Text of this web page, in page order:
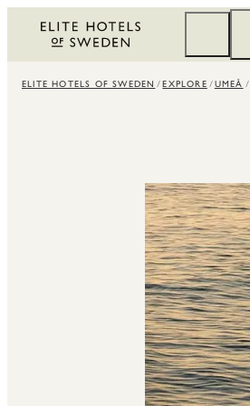
ELITE HOTELS OF SWEDEN EXPLORE UMEÅ